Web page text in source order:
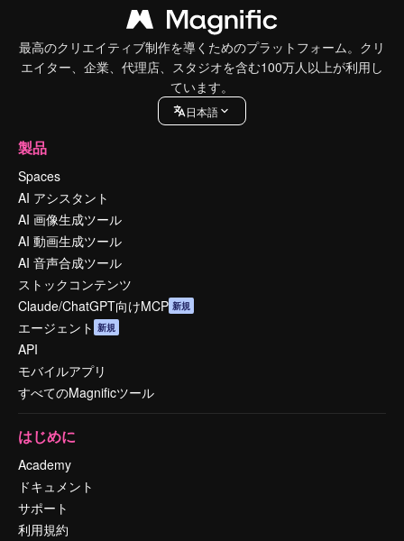
最高のクリエイティブ制作を導くためのプラットフォーム。クリ
エイター、企業、代理店、スタジオを含む100万人以上が利用し
ています。
日本語
製品
Spaces
AI アシスタント
AI 画像生成ツール
AI 動画生成ツール
AI 音声合成ツール
ストックコンテンツ
Claude/ChatGPT向けMCP 新規
エージェント 新規
API
モバイルアプリ
すべてのMagnificツール
はじめに
Academy
ドキュメント
サポート
利用規約